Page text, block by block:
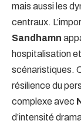
mais aussi les
centraux.
Sandhamn
hospitalisation
scénaristiques.
résilience du
complexe avec
d’intensité